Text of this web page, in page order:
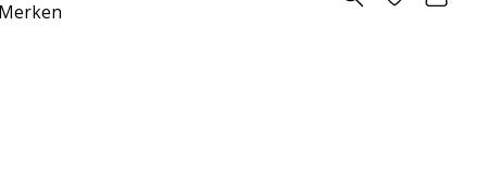
Merken